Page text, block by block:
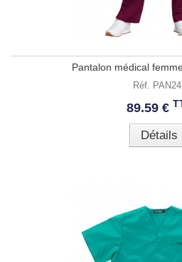
Pantalon médical
Réf.
89.59 €
Détails